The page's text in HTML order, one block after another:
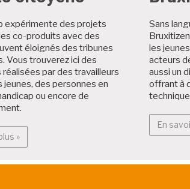
expérimente des projets
co-produits avec des
éloignés des tribunes
Vous trouverez ici des
par des travailleurs
jeunes, des personnes en
ou encore de
»En savoir plus : Projets citoyens
Sans
les
acteurs
aussi un
offrant à
En